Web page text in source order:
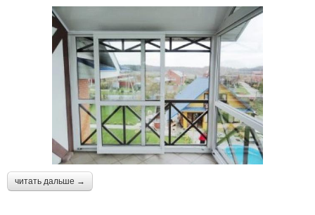
читать дальше →